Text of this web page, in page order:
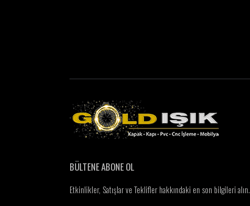
BÜLTENE ABONE OL
Etkinlikler, Satışlar ve Teklifler hakkındaki en son bilgileri alın.